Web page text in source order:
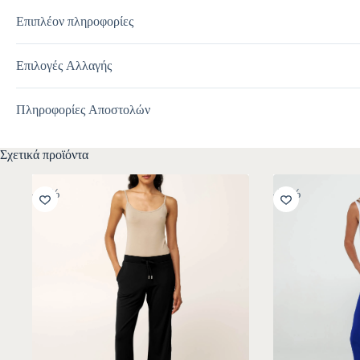
Επιπλέον πληροφορίες
Επιλογές Αλλαγής
Πληροφορίες Αποστολών
Σχετικά προϊόντα
-10% -30%